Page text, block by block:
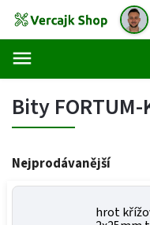
Bity FORTUM-
Nejprodávanější
hrot